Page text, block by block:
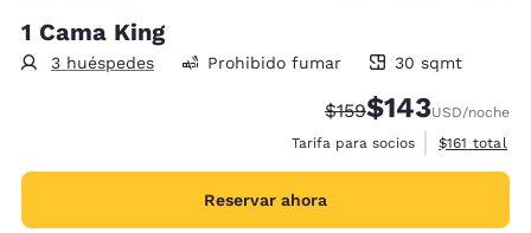
1 Cama King
3 huéspedes
30 metros cuadrados
Prohibido fumar 30 sqmt
Precio tachado:
$159Precio con
$143USD/noche
Tarifa para socios
Ver detalles
$161 total
Reservar ahora